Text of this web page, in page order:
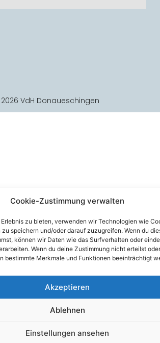
Cookie-Zustimmung verwalten
zu bieten, verwenden wir Technologien wie
speichern und/oder darauf zuzugreifen. Wenn du
können wir Daten wie das Surfverhalten oder
Wenn du deine Zustimmung nicht erteilst oder
bestimmte Merkmale und Funktionen beeinträchtigt
Akzeptieren
Ablehnen
Einstellungen ansehen
VdH Donaueschingen